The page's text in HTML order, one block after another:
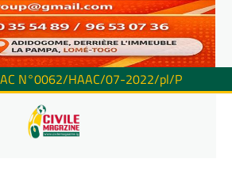
N°0062/HAAC/07-2022/pl/P